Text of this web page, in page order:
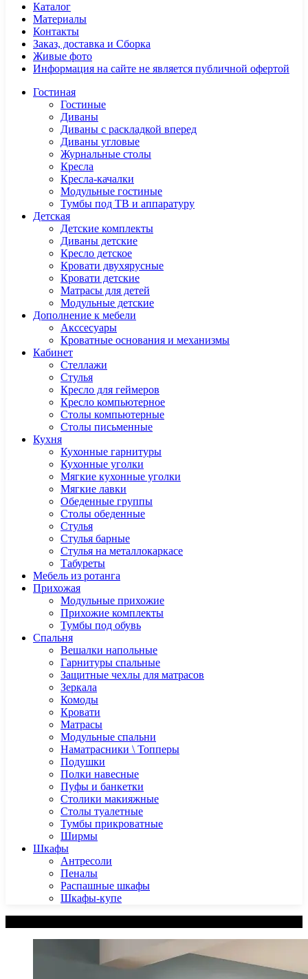
Каталог
Материалы
Контакты
Заказ, доставка и Сборка
Живые фото
Информация на сайте не является публичной офертой
Гостиная
Гостиные
Диваны
Диваны с раскладкой вперед
Диваны угловые
Журнальные столы
Кресла
Кресла-качалки
Модульные гостиные
Тумбы под ТВ и аппаратуру
Детская
Детские комплекты
Диваны детские
Кресло детское
Кровати двухярусные
Кровати детские
Матрасы для детей
Модульные детские
Дополнение к мебели
Акссесуары
Кроватные основания и механизмы
Кабинет
Cтеллажи
Cтулья
Кресло для геймеров
Кресло компьютерное
Столы компьютерные
Столы письменные
Кухня
Кухонные гарнитуры
Кухонные уголки
Мягкие кухонные уголки
Мягкие лавки
Обеденные группы
Столы обеденные
Стулья
Стулья барные
Стулья на металлокаркасе
Табуреты
Мебель из ротанга
Прихожая
Модульные прихожие
Прихожие комплекты
Тумбы под обувь
Спальня
Вешалки напольные
Гарнитуры спальные
Защитные чехлы для матрасов
Зеркала
Комоды
Кровати
Матрасы
Модульные спальни
Наматрасники \ Топперы
Подушки
Полки навесные
Пуфы и банкетки
Столики макияжные
Столы туалетные
Тумбы прикроватные
Ширмы
Шкафы
Антресоли
Пеналы
Распашные шкафы
Шкафы-купе